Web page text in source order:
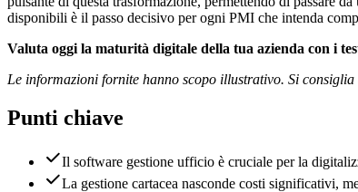
disponibili è il passo decisivo per ogni PMI che intenda
Valuta oggi la maturità digitale della tua azienda con i
Le informazioni fornite hanno scopo illustrativo. Si
Punti chiave
Il software gestione ufficio è cruciale per la
La gestione cartacea nasconde costi significativi,